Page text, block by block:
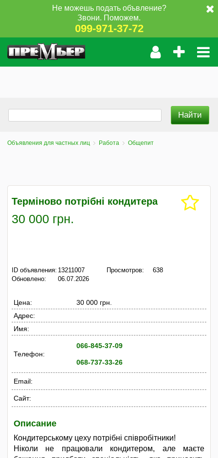
Не можешь подать объвление?
Звони. Поможем.
099-971-37-72
Объявления для частных лиц Работа Общепит
Терміново потрібні кондитера
30 000 грн.
ID объявления: 13211007
Обновлено:
06.07.2026
Просмотров: 638
Цена:
30 000 грн.
Адрес:
Имя:
Телефон:
066-845-37-09
068-737-33-26
Email:
Сайт:
Описание
Кондитерському цеху потрібні співробітники!
Ніколи не працювали кондитером, але маєте